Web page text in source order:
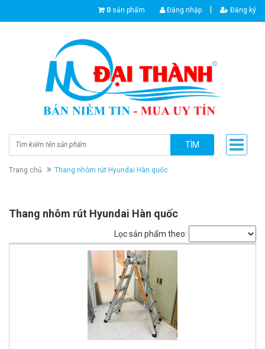
0 sản phẩm Đăng nhập Đăng ký
TÌM
Trang chủ Thang nhôm rút Hyundai Hàn quốc
Thang nhôm rút Hyundai Hàn quốc
Lọc sản phẩm theo: